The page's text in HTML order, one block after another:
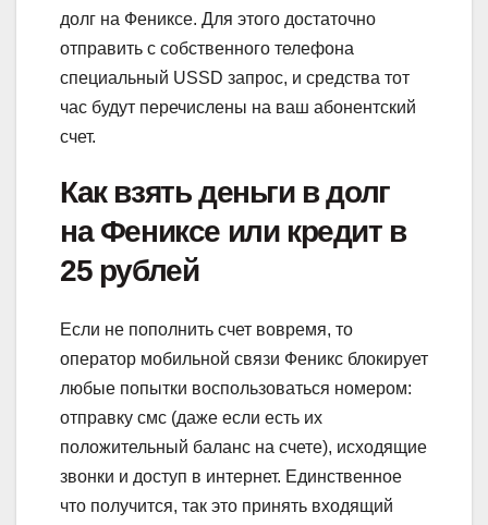
долг на Фениксе. Для этого достаточно
отправить с собственного телефона
специальный USSD запрос, и средства тот
час будут перечислены на ваш абонентский
счет.
Как взять деньги в долг
на Фениксе или кредит в
25 рублей
Если не пополнить счет вовремя, то
оператор мобильной связи Феникс блокирует
любые попытки воспользоваться номером:
отправку смс (даже если есть их
положительный баланс на счете), исходящие
звонки и доступ в интернет. Единственное
что получится, так это принять входящий